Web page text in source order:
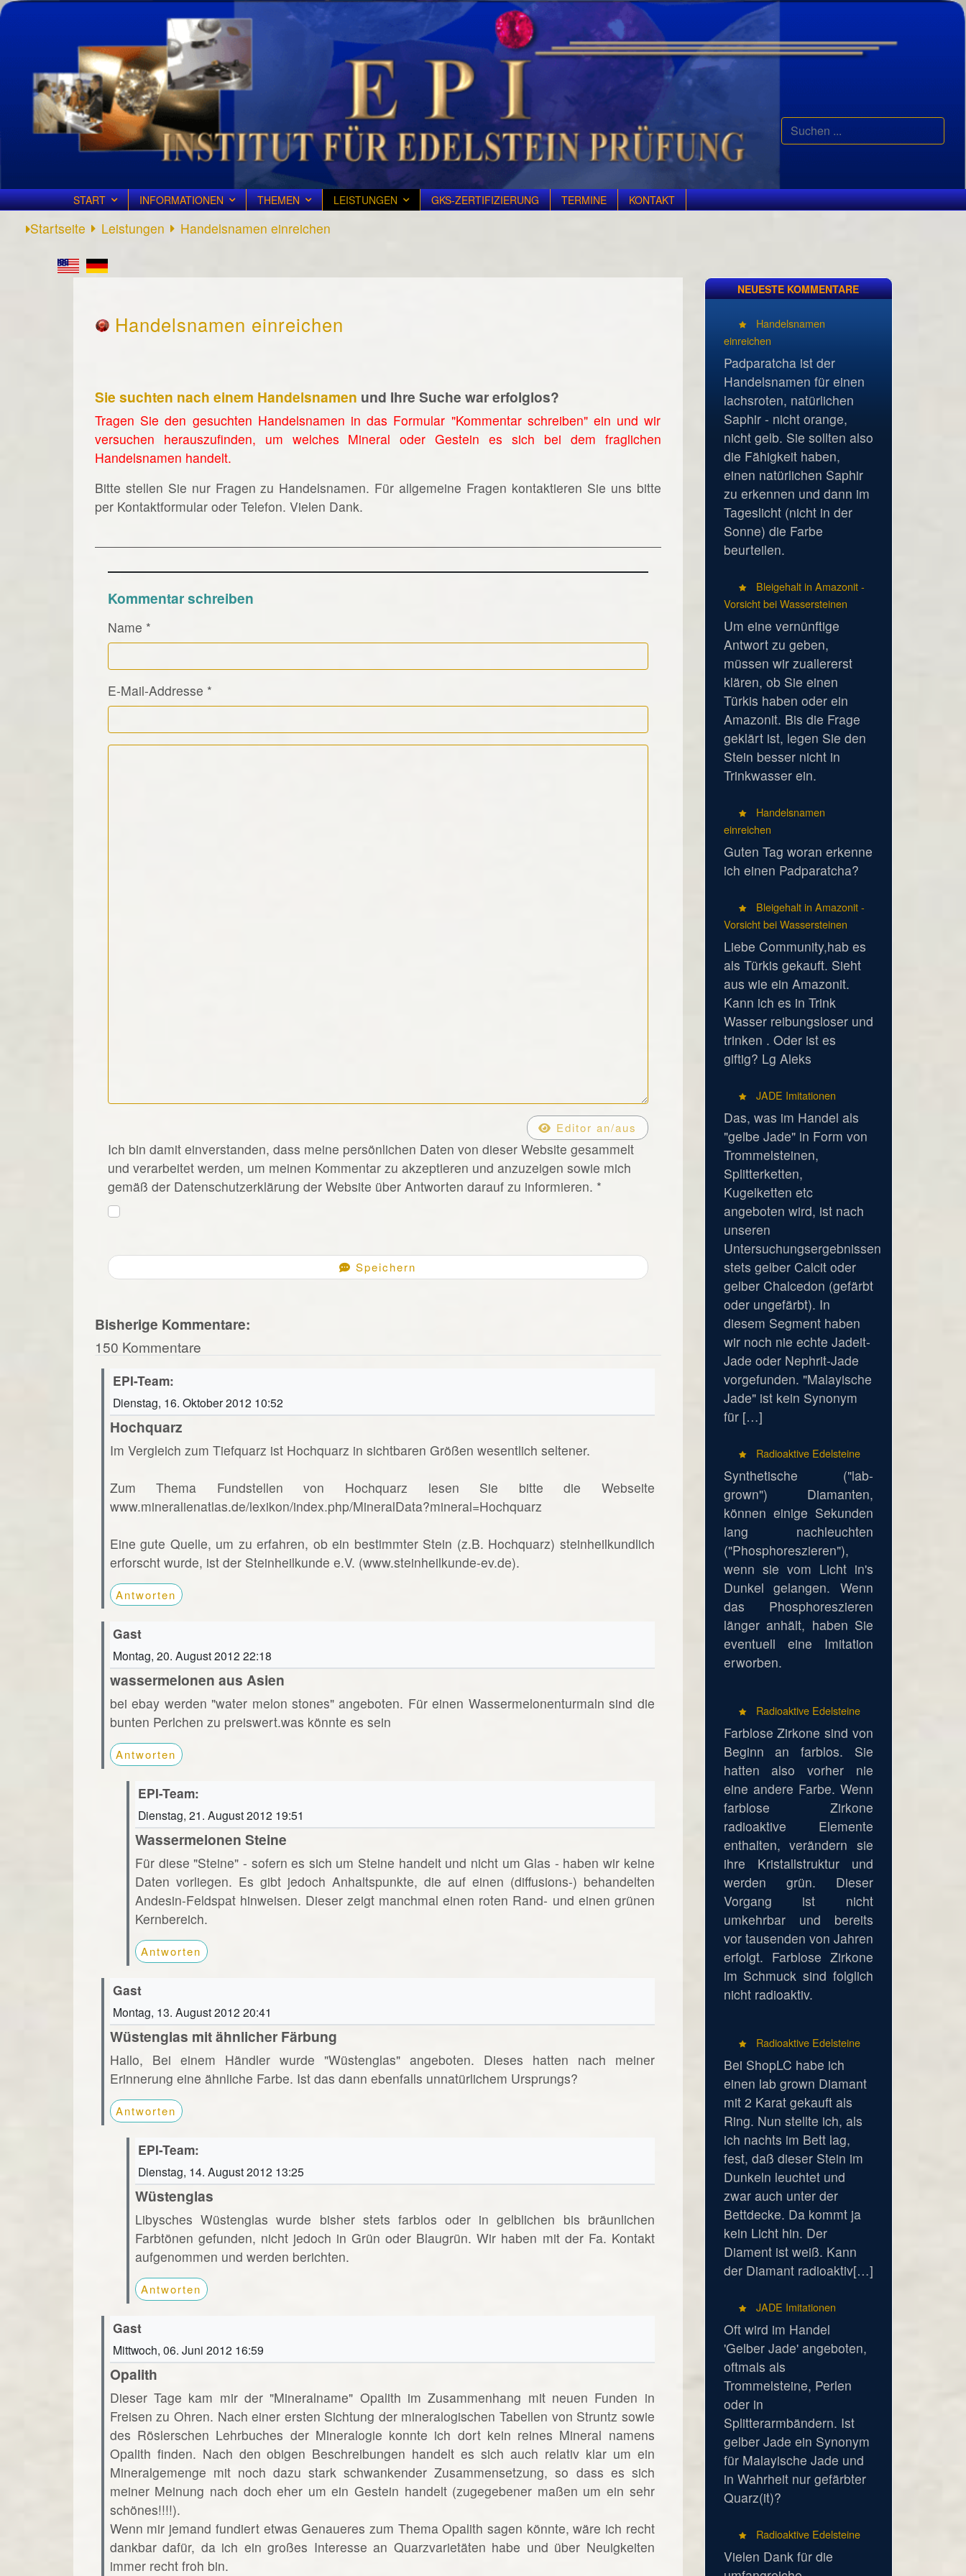
Suchen
...
START INFORMATIONEN THEMEN LEISTUNGEN GKS-ZERTIFIZIERUNG TERMINE KONTAKT
Startseite Leistungen Handelsnamen einreichen
Handelsnamen einreichen
Sie suchten nach einem Handelsnamen und Ihre Suche war erfolglos?
Tragen Sie den gesuchten Handelsnamen in das Formular "Kommentar schreiben" ein und wir
versuchen herauszufinden, um welches Mineral oder Gestein es sich bei dem fraglichen
Handelsnamen handelt.
Bitte stellen Sie nur Fragen zu Handelsnamen. Für allgemeine Fragen kontaktieren Sie uns bitte
per Kontaktformular oder Telefon. Vielen Dank.
Kommentar schreiben
Name *
E-Mail-Addresse *
Kommentar Text
Editor an/aus
Ich bin damit einverstanden, dass meine persönlichen Daten von dieser Website gesammelt
und verarbeitet werden, um meinen Kommentar zu akzeptieren und anzuzeigen sowie mich
gemäß der Datenschutzerklärung der Website über Antworten darauf zu informieren. *
Speichern
Bisherige Kommentare:
150 Kommentare
EPI-Team:
Dienstag, 16. Oktober 2012 10:52
Hochquarz
Im Vergleich zum Tiefquarz ist Hochquarz in sichtbaren Größen wesentlich seltener.
Zum Thema Fundstellen von Hochquarz lesen Sie bitte die Webseite
www.mineralienatlas.de/lexikon/index.php/MineralData?mineral=Hochquarz
Eine gute Quelle, um zu erfahren, ob ein bestimmter Stein (z.B. Hochquarz) steinheilkundlich
erforscht wurde, ist der Steinheilkunde e.V. (www.steinheilkunde-ev.de).
Antworten
Gast
Montag, 20. August 2012 22:18
wassermelonen aus Asien
bei ebay werden "water melon stones" angeboten. Für einen Wassermelonenturmaln sind die
bunten Perlchen zu preiswert.was könnte es sein
Antworten
EPI-Team:
Dienstag, 21. August 2012 19:51
Wassermelonen Steine
Für diese "Steine" - sofern es sich um Steine handelt und nicht um Glas - haben wir keine
Daten vorliegen. Es gibt jedoch Anhaltspunkte, die auf einen (diffusions-) behandelten
Andesin-Feldspat hinweisen. Dieser zeigt manchmal einen roten Rand- und einen grünen
Kernbereich.
Antworten
Gast
Montag, 13. August 2012 20:41
Wüstenglas mit ähnlicher Färbung
Hallo, Bei einem Händler wurde "Wüstenglas" angeboten. Dieses hatten nach meiner
Erinnerung eine ähnliche Farbe. Ist das dann ebenfalls unnatürlichem Ursprungs?
Antworten
EPI-Team:
Dienstag, 14. August 2012 13:25
Wüstenglas
Libysches Wüstenglas wurde bisher stets farblos oder in gelblichen bis bräunlichen
Farbtönen gefunden, nicht jedoch in Grün oder Blaugrün. Wir haben mit der Fa. Kontakt
aufgenommen und werden berichten.
Antworten
Gast
Mittwoch, 06. Juni 2012 16:59
Opalith
Dieser Tage kam mir der "Mineralname" Opalith im Zusammenhang mit neuen Funden in
Freisen zu Ohren. Nach einer ersten Sichtung der mineralogischen Tabellen von Struntz sowie
des Röslerschen Lehrbuches der Mineralogie konnte ich dort kein reines Mineral namens
Opalith finden. Nach den obigen Beschreibungen handelt es sich auch relativ klar um ein
Mineralgemenge mit noch dazu stark schwankender Zusammensetzung, so dass es sich
meiner Meinung nach doch eher um ein Gestein handelt (zugegebener maßen um ein sehr
schönes!!!!).
Wenn mir jemand fundiert etwas Genaueres zum Thema Opalith sagen könnte, wäre ich recht
dankbar dafür, da ich ein großes Interesse an Quarzvarietäten habe und über Neuigkeiten
immer recht froh bin.
NEUESTE KOMMENTARE
Handelsnamen
einreichen
Padparatcha ist der
Handelsnamen für einen
lachsroten, natürlichen
Saphir - nicht orange,
nicht gelb. Sie sollten also
die Fähigkeit haben,
einen natürlichen Saphir
zu erkennen und dann im
Tageslicht (nicht in der
Sonne) die Farbe
beurteilen.
Bleigehalt in Amazonit -
Vorsicht bei Wassersteinen
Um eine vernünftige
Antwort zu geben,
müssen wir zuallererst
klären, ob Sie einen
Türkis haben oder ein
Amazonit. Bis die Frage
geklärt ist, legen Sie den
Stein besser nicht in
Trinkwasser ein.
Handelsnamen
einreichen
Guten Tag woran erkenne
ich einen Padparatcha?
Bleigehalt in Amazonit -
Vorsicht bei Wassersteinen
Liebe Community,hab es
als Türkis gekauft. Sieht
aus wie ein Amazonit.
Kann ich es in Trink
Wasser reibungsloser und
trinken . Oder ist es
giftig? Lg Aleks
JADE Imitationen
Das, was im Handel als
"gelbe Jade" in Form von
Trommelsteinen,
Splitterketten,
Kugelketten etc
angeboten wird, ist nach
unseren
Untersuchungsergebnissen
stets gelber Calcit oder
gelber Chalcedon (gefärbt
oder ungefärbt). In
diesem Segment haben
wir noch nie echte Jadeit-
Jade oder Nephrit-Jade
vorgefunden. "Malayische
Jade" ist kein Synonym
für […]
Radioaktive Edelsteine
Synthetische ("lab-
grown") Diamanten,
können einige Sekunden
lang nachleuchten
("Phosphoreszieren"),
wenn sie vom Licht in's
Dunkel gelangen. Wenn
das Phosphoreszieren
länger anhält, haben Sie
eventuell eine Imitation
erworben.
Radioaktive Edelsteine
Farblose Zirkone sind von
Beginn an farblos. Sie
hatten also vorher nie
eine andere Farbe. Wenn
farblose Zirkone
radioaktive Elemente
enthalten, verändern sie
ihre Kristallstruktur und
werden grün. Dieser
Vorgang ist nicht
umkehrbar und bereits
vor tausenden von Jahren
erfolgt. Farblose Zirkone
im Schmuck sind folglich
nicht radioaktiv.
Radioaktive Edelsteine
Bei ShopLC habe ich
einen lab grown Diamant
mit 2 Karat gekauft als
Ring. Nun stellte ich, als
ich nachts im Bett lag,
fest, daß dieser Stein im
Dunkeln leuchtet und
zwar auch unter der
Bettdecke. Da kommt ja
kein Licht hin. Der
Diament ist weiß. Kann
der Diamant radioaktiv[…]
JADE Imitationen
Oft wird im Handel
'Gelber Jade' angeboten,
oftmals als
Trommelsteine, Perlen
oder in
Splitterarmbändern. Ist
gelber Jade ein Synonym
für Malayische Jade und
in Wahrheit nur gefärbter
Quarz(it)?
Radioaktive Edelsteine
Vielen Dank für die